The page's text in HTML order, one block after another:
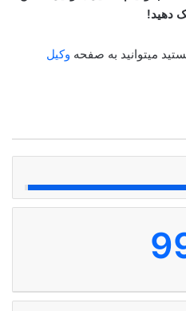
دهید!
میتوانید به صفحه وکیل